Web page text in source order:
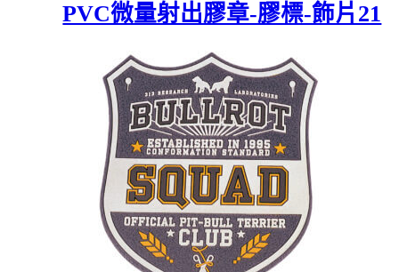
PVC微量射出膠章-膠標-飾片21